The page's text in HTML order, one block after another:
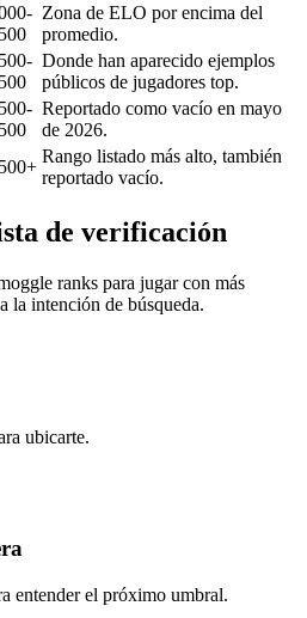
Zona de ELO por encima del
promedio.
Donde han aparecido ejemplos
públicos de jugadores top.
Reportado como vacío en mayo
de 2026.
Rango listado más alto, también
reportado vacío.
de verificación
ranks para jugar con más
la intención de búsqueda.
ubicarte.
entender el próximo umbral.